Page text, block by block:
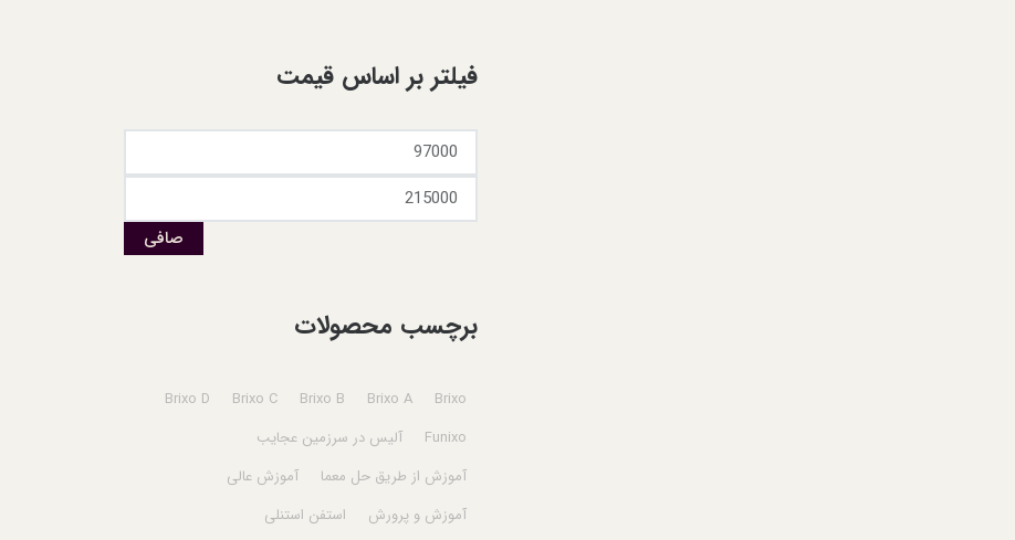
فیلتر بر اساس قیمت
صافی
برچسب محصولات
Brixo
Brixo A
Brixo B
Brixo C
Brixo D
Funixo
آلیس در سرزمین عجایب
آموزش از طریق حل معما
آموزش عالی
آموزش و پرورش
استفن استنلی